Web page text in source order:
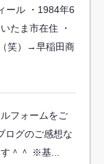
ール ・1984年6
たま市在住 ・
笑）→早稲田商
フォームをご
ログのご感想な
す＾＾ ※基...